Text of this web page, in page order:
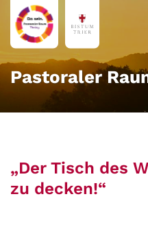
Zum Inhalt springen
Pastoraler
„Der Tisch des
zu decken!“